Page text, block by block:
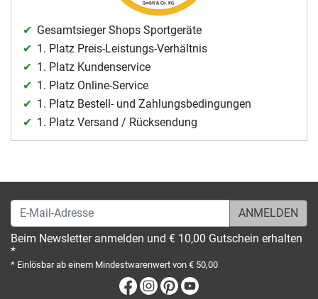
Gesamtsieger Shops Sportgeräte
1. Platz Preis-Leistungs-Verhältnis
1. Platz Kundenservice
1. Platz Online-Service
1. Platz Bestell- und Zahlungsbedingungen
1. Platz Versand / Rücksendung
E-Mail-Adresse
Beim Newsletter anmelden und € 10,00 Gutschein erhalten
*
* Einlösbar ab einem Mindestwarenwert von € 50,00
Facebook
Instagram
Pinterest